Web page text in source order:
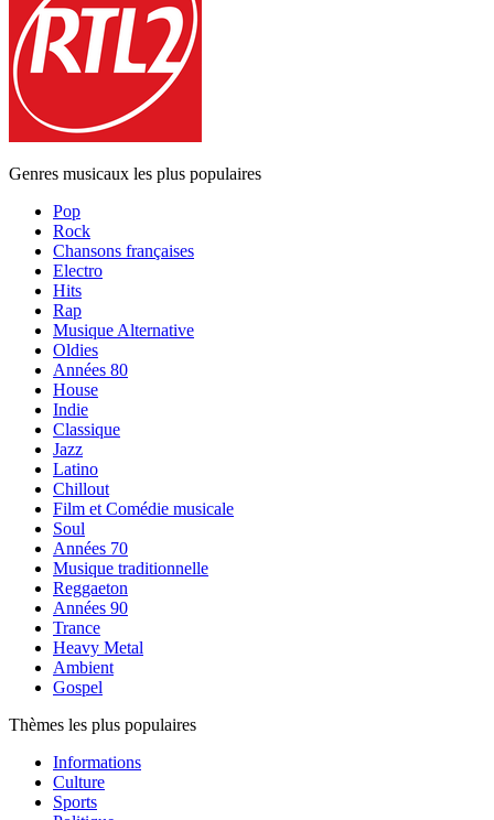
Genres musicaux les plus populaires
Pop
Rock
Chansons françaises
Electro
Hits
Rap
Musique Alternative
Oldies
Années 80
House
Indie
Classique
Jazz
Latino
Chillout
Film et Comédie musicale
Soul
Années 70
Musique traditionnelle
Reggaeton
Années 90
Trance
Heavy Metal
Ambient
Gospel
Thèmes les plus populaires
Informations
Culture
Sports